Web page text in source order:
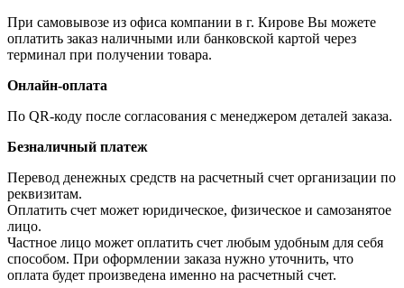
При самовывозе из офиса компании в г. Кирове Вы можете
оплатить заказ наличными или банковской картой через
терминал при получении товара.
Онлайн-оплата
По QR-коду после согласования с менеджером деталей заказа.
Безналичный платеж
Перевод денежных средств на расчетный счет организации по
реквизитам.
Оплатить счет может юридическое, физическое и самозанятое
лицо.
Частное лицо может оплатить счет любым удобным для себя
способом. При оформлении заказа нужно уточнить, что
оплата будет произведена именно на расчетный счет.